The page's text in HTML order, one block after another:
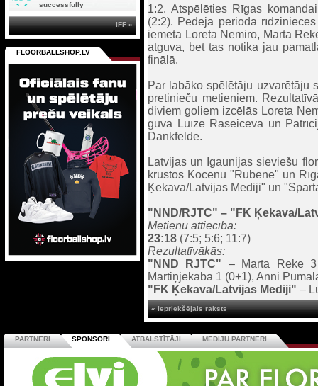
1:2. Atspēlēties Rīgas
(2:2). Pēdējā periodā
iemeta Loreta Nemiro, Marta
atguva, bet tas notika jau
finālā.
Par labāko spēlētāju uzvarētāju
pretinieču metieniem.
diviem goliem izcēlās Loreta
guva Luīze Raseiceva un
Dankfelde.
Latvijas un Igaunijas sieviešu
krustos Kocēnu "Rubene" un
Ķekava/Latvijas Mediji" un
"NND/RJTC" – "FK Ķekava/
Metienu attiecība:
23:18 (7:5; 5:6; 11:7)
Rezultatīvākās:
"NND RJTC" – Marta Reke
Mārtiņjēkaba 1 (0+1), Anni
"FK Ķekava/Latvijas Mediji" –
« Iepriekšējais raksts
successfully
IFF »
FLOORBALLSHOP.LV
PARTNERI SPONSORI ATBALSTĪTĀJI MEDIJU PARTNERI